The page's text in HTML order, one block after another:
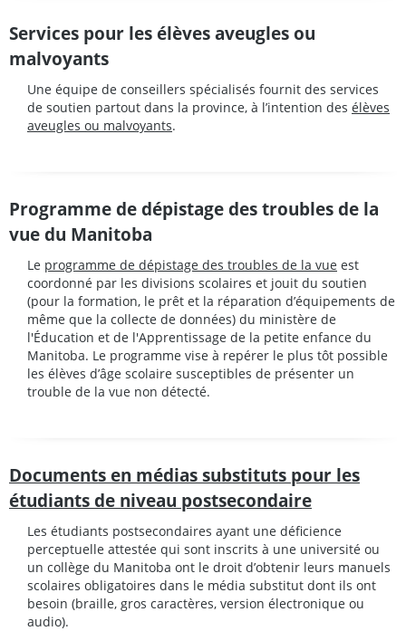
Services pour les élèves aveugles ou
malvoyants
Une équipe de conseillers spécialisés fournit des services
de soutien partout dans la province, à l’intention des élèves
aveugles ou malvoyants.
Programme de dépistage des troubles de la
vue du Manitoba
Le programme de dépistage des troubles de la vue est
coordonné par les divisions scolaires et jouit du soutien
(pour la formation, le prêt et la réparation d’équipements de
même que la collecte de données) du ministère de
l'Éducation et de l'Apprentissage de la petite enfance du
Manitoba. Le programme vise à repérer le plus tôt possible
les élèves d’âge scolaire susceptibles de présenter un
trouble de la vue non détecté.
Documents en médias substituts pour les
étudiants de niveau postsecondaire
Les étudiants postsecondaires ayant une déficience
perceptuelle attestée qui sont inscrits à une université ou
un collège du Manitoba ont le droit d’obtenir leurs manuels
scolaires obligatoires dans le média substitut dont ils ont
besoin (braille, gros caractères, version électronique ou
audio).